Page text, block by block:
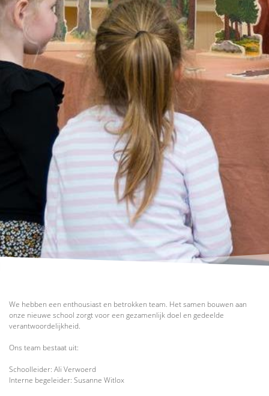
We hebben een enthousiast en betrokken team. Het samen bouwen aan
onze nieuwe school zorgt voor een gezamenlijk doel en gedeelde
verantwoordelijkheid.
Ons team bestaat uit:
Schoolleider: Ali Verwoerd
Interne begeleider: Susanne Witlox